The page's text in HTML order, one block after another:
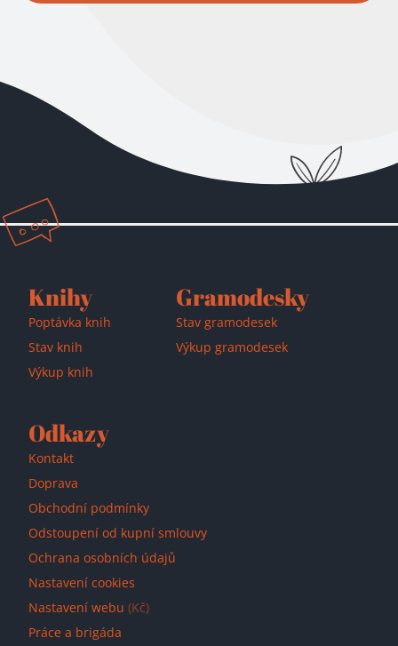
Přidáno do košíku!
Knihy
Poptávka knih
Stav knih
Výkup knih
Gramodesky
Stav gramodesek
Výkup gramodesek
Odkazy
Kontakt
Doprava
Obchodní podmínky
Odstoupení od kupní smlouvy
Ochrana osobních údajů
Nastavení cookies
Nastavení webu (Kč)
Práce a brigáda